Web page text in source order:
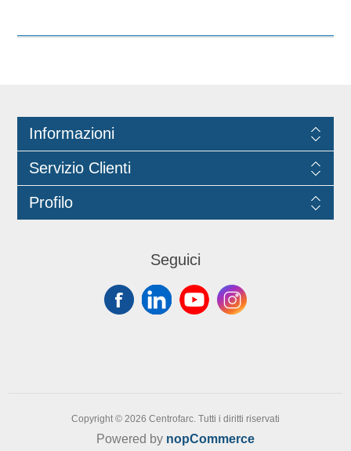
Informazioni
Servizio Clienti
Profilo
Seguici
Copyright © 2026 Centrofarc. Tutti i diritti riservati
Powered by nopCommerce